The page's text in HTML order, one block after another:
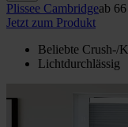
Plissee Cambridgeab
Jetzt zum Produkt
Beliebte Crush-/
Lichtdurchlässig